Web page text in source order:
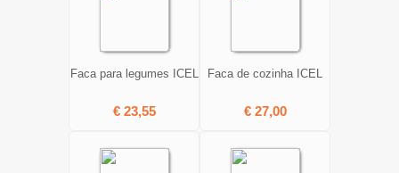
Faca para legumes ICEL
€ 23,55
Faca de cozinha ICEL
€ 27,00